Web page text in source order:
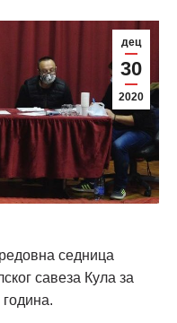
дец
30
2020
седница
савеза Кула за